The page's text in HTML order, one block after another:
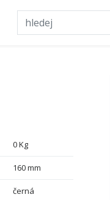
0 Kg
160 mm
černá